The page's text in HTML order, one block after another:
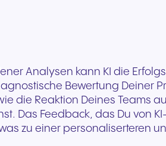
Analysen kann KI die
Bewertung Deiner
die Reaktion Deines Teams
Das Feedback, das Du von
zu einer personaliserteren